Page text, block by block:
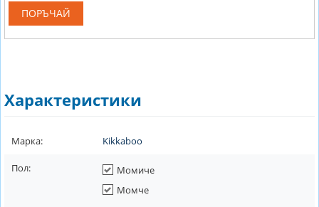
ПОРЪЧАЙ
Характеристики
Марка: Kikkaboo
Пол:
Момиче
Момче